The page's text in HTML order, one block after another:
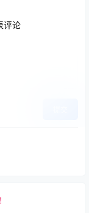
评论